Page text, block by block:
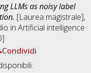
LLMs as noisy label
[Laurea magistrale],
inArtificial intelligence
Condividi